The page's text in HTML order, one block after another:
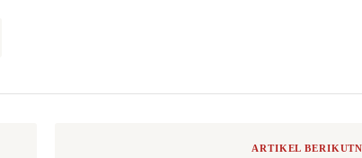
ARTIKEL